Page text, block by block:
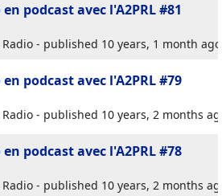
podcast avec l'A2PRL #81
Radio - published 10 years, 1 month ago
podcast avec l'A2PRL #79
Radio - published 10 years, 2 months
podcast avec l'A2PRL #78
Radio - published 10 years, 2 months